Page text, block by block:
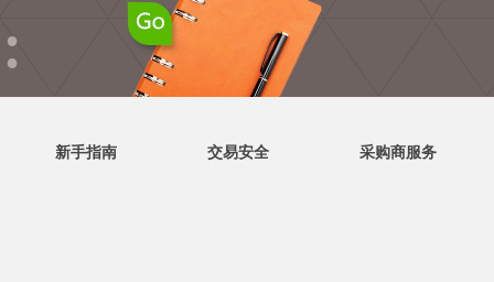
●
●
新手指南 交易安全 采购商服务